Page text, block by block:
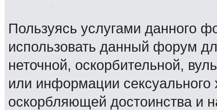
Пользуясь услугами данного
использовать данный форум
неточной, оскорбительной,
или информации
оскорбляющей достоинства и